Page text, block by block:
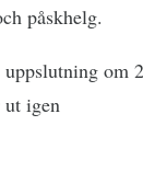
påskhelg.
om
igen